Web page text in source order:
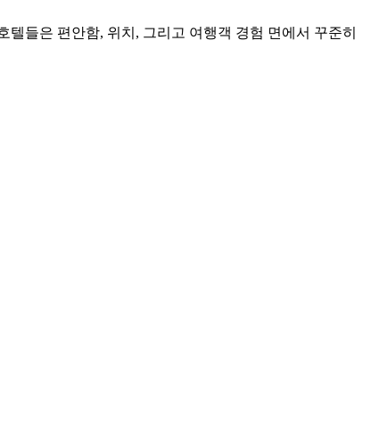
들은 편안함, 위치, 그리고 여행객 경험 면에서 꾸준히